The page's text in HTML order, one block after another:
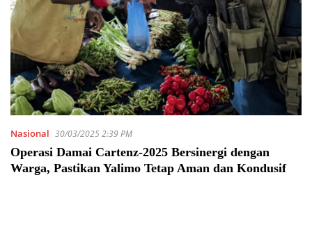
Nasional 30/03/2025 2:39 PM
Operasi Damai Cartenz-2025 Bersinergi dengan
Warga, Pastikan Yalimo Tetap Aman dan Kondusif